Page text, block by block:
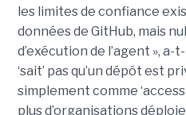
les limites de confiance
données de GitHub, mais
d’exécution de l’agent », a-
‘sait’ pas qu’un dépôt est
simplement comme
plus d’organisations